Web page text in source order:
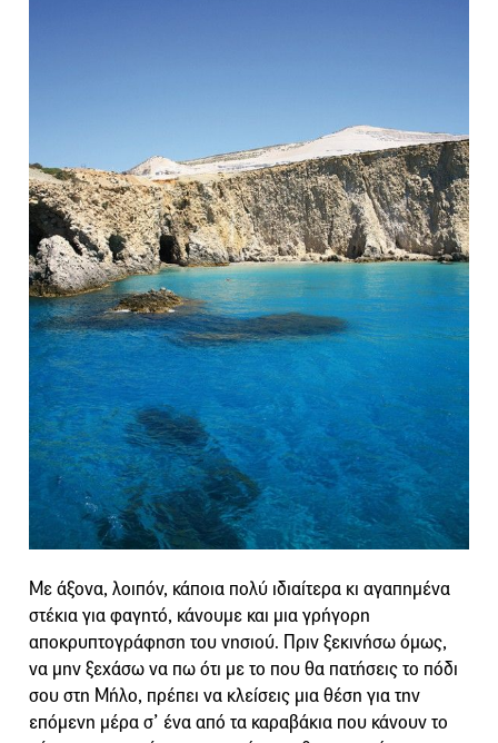
Με άξονα, λοιπόν, κάποια πολύ ιδιαίτερα κι αγαπημένα
στέκια για φαγητό, κάνουμε και μια γρήγορη
αποκρυπτογράφηση του νησιού. Πριν ξεκινήσω όμως,
να μην ξεχάσω να πω ότι με το που θα πατήσεις το πόδι
σου στη Μήλο, πρέπει να κλείσεις μια θέση για την
επόμενη μέρα σ’ ένα από τα καραβάκια που κάνουν το